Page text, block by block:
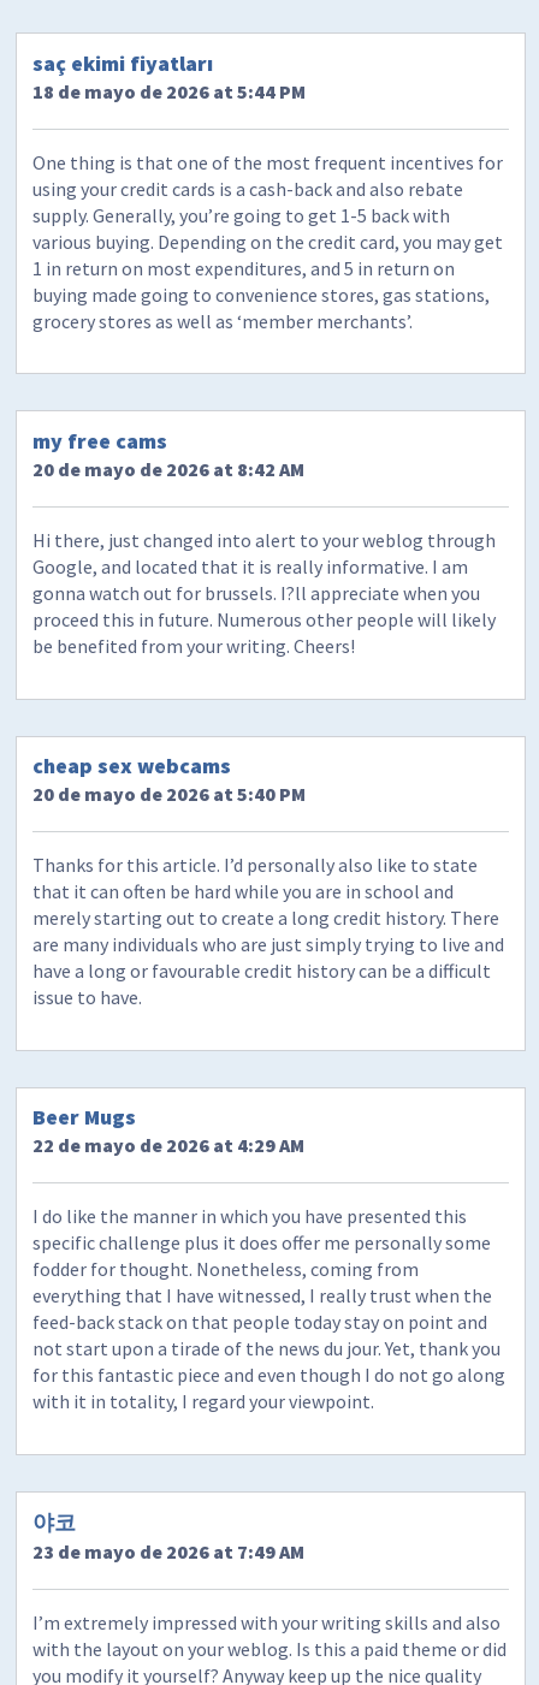
saç ekimi fiyatları
18 de mayo de 2026 at 5:44 PM
One thing is that one of the most frequent incentives for
using your credit cards is a cash-back and also rebate
supply. Generally, you’re going to get 1-5 back with
various buying. Depending on the credit card, you may get
1 in return on most expenditures, and 5 in return on
buying made going to convenience stores, gas stations,
grocery stores as well as ‘member merchants’.
my free cams
20 de mayo de 2026 at 8:42 AM
Hi there, just changed into alert to your weblog through
Google, and located that it is really informative. I am
gonna watch out for brussels. I?ll appreciate when you
proceed this in future. Numerous other people will likely
be benefited from your writing. Cheers!
cheap sex webcams
20 de mayo de 2026 at 5:40 PM
Thanks for this article. I’d personally also like to state
that it can often be hard while you are in school and
merely starting out to create a long credit history. There
are many individuals who are just simply trying to live and
have a long or favourable credit history can be a difficult
issue to have.
Beer Mugs
22 de mayo de 2026 at 4:29 AM
I do like the manner in which you have presented this
specific challenge plus it does offer me personally some
fodder for thought. Nonetheless, coming from
everything that I have witnessed, I really trust when the
feed-back stack on that people today stay on point and
not start upon a tirade of the news du jour. Yet, thank you
for this fantastic piece and even though I do not go along
with it in totality, I regard your viewpoint.
야코
23 de mayo de 2026 at 7:49 AM
I’m extremely impressed with your writing skills and also
with the layout on your weblog. Is this a paid theme or did
you modify it yourself? Anyway keep up the nice quality